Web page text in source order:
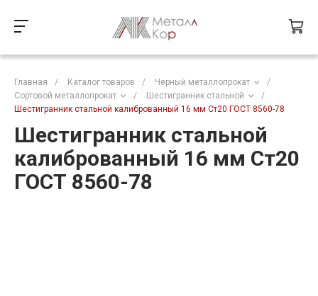
Главная / Каталог товаров / Черный металлопрокат
/
Сортовой металлопрокат
/ Шестигранник стальной
/
Шестигранник стальной калиброванный 16 мм Ст20 ГОСТ 8560-78
Шестигранник стальной
калиброванный 16 мм Ст20
ГОСТ 8560-78